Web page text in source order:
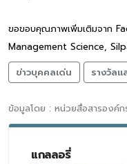
ขอขอบคุณภาพเพิ่มเติมจาก
Management Science,
ข่าวบุคคลเด่น
รางวัลแ
ข้อมูลโดย : หน่วยสื่อสารองค์ก
แกลลอรี่